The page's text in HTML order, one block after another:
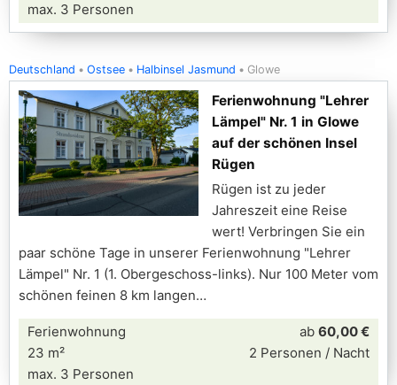
max. 3 Personen
Deutschland Ostsee Halbinsel Jasmund Glowe
Ferienwohnung "Lehrer
Lämpel" Nr. 1 in Glowe
auf der schönen Insel
Rügen
Rügen ist zu jeder
Jahreszeit eine Reise
wert! Verbringen Sie ein
paar schöne Tage in unserer Ferienwohnung "Lehrer
Lämpel" Nr. 1 (1. Obergeschoss-links). Nur 100 Meter vom
schönen feinen 8 km langen
Ferienwohnung
23 m²
max. 3 Personen
ab 60,00 €
2 Personen / Nacht